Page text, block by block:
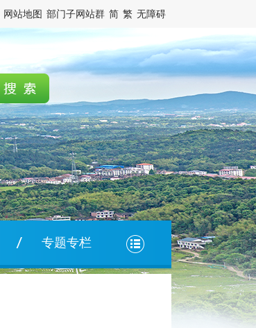
网站地图 部门子网站群 简 繁 无障碍
专题专栏